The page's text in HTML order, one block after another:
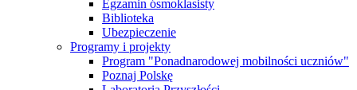
Egzamin ósmoklasisty
Biblioteka
Ubezpieczenie
Programy i projekty
Program "Ponadnarodowej mobilności uczniów"
Poznaj Polskę